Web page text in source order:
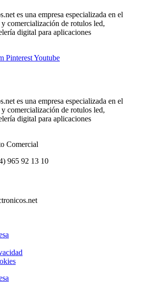
es una empresa especializada en el
comercialización de rotulos led,
digital para aplicaciones
PinterestYoutube
es una empresa especializada en el
comercialización de rotulos led,
digital para aplicaciones
Comercial
965 92 13 10